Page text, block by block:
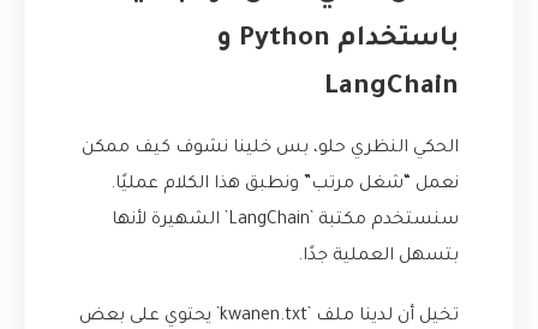
باستخدام Python و
LangChain
الحكي النظري حلو، بس خلينا نشوف كيف ممكن
نعمل “شغل مرتب” ونطبق هذا الكلام عمليًا.
سنستخدم مكتبة `LangChain` الشهيرة لأنها
بتسهل العملية جدًا.
تخيل أن لدينا ملف `kwanen.txt` يحتوي على بعض